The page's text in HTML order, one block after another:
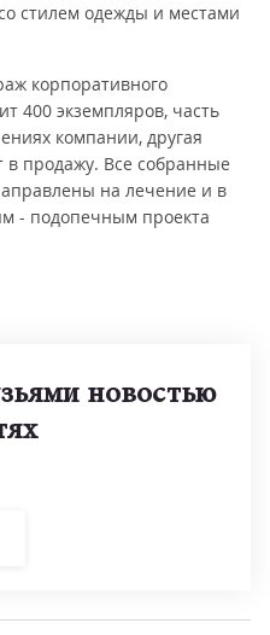
стилем одежды и местами
корпоративного
400 экземпляров, часть
компании, другая
в продажу. Все собранные
на лечение и в
- подопечным проекта
новостью